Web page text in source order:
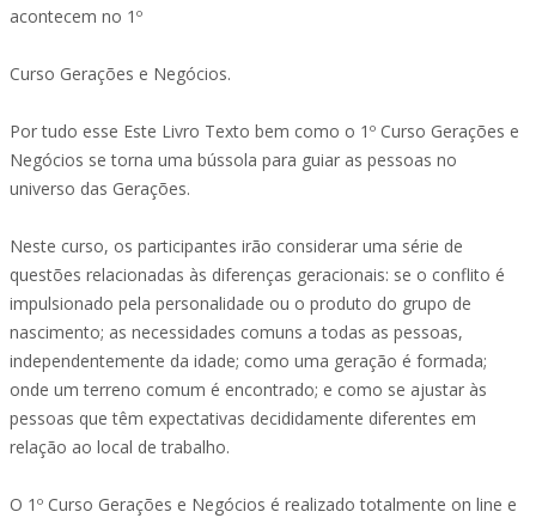
acontecem no 1º
Curso Gerações e Negócios.
Por tudo esse Este Livro Texto bem como o 1º Curso Gerações e
Negócios se torna uma bússola para guiar as pessoas no
universo das Gerações.
Neste curso, os participantes irão considerar uma série de
questões relacionadas às diferenças geracionais: se o conflito é
impulsionado pela personalidade ou o produto do grupo de
nascimento; as necessidades comuns a todas as pessoas,
independentemente da idade; como uma geração é formada;
onde um terreno comum é encontrado; e como se ajustar às
pessoas que têm expectativas decididamente diferentes em
relação ao local de trabalho.
O 1º Curso Gerações e Negócios é realizado totalmente on line e